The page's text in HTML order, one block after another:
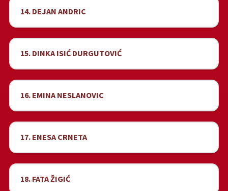
14. DEJAN ANDRIC
15. DINKA ISIĆ DURGUTOVIĆ
16. EMINA NESLANOVIC
17. ENESA CRNETA
18. FATA ŽIGIĆ